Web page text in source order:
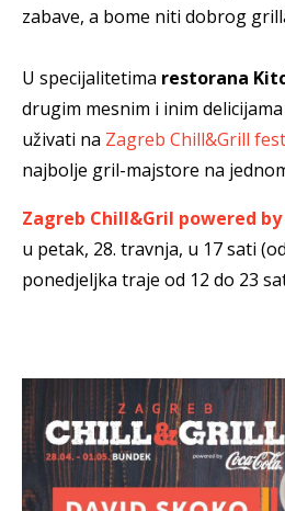
zabave, a bome niti dobrog
U specijalitetima restorana
drugim mesnim i inim
uživati na Zagreb Chill&Grill
najbolje gril-majstore na
Zagreb Chill&Gril powered by
u petak, 28. travnja, u 17 sati
ponedjeljka traje od 12 do 23